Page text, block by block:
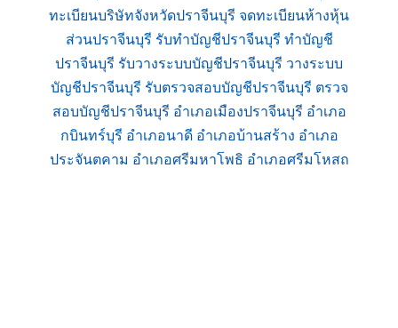
ทะเบียนบริษัทจังหวัดปราจีนบุรี จดทะเบียนห้างหุ้น
ส่วนปราจีนบุรี รับทำบัญชีปราจีนบุรี ทำบัญชี
ปราจีนบุรี รับวางระบบบัญชีปราจีนบุรี วางระบบ
บัญชีปราจีนบุรี รับตรวจสอบบัญชีปราจีนบุรี ตรวจ
สอบบัญชีปราจีนบุรี อำเภอเมืองปราจีนบุรี อำเภอ
กบินทร์บุรี อำเภอนาดี อำเภอบ้านสร้าง อำเภอ
ประจันตคาม อำเภอศรีมหาโพธิ อำเภอศรีมโหสถ